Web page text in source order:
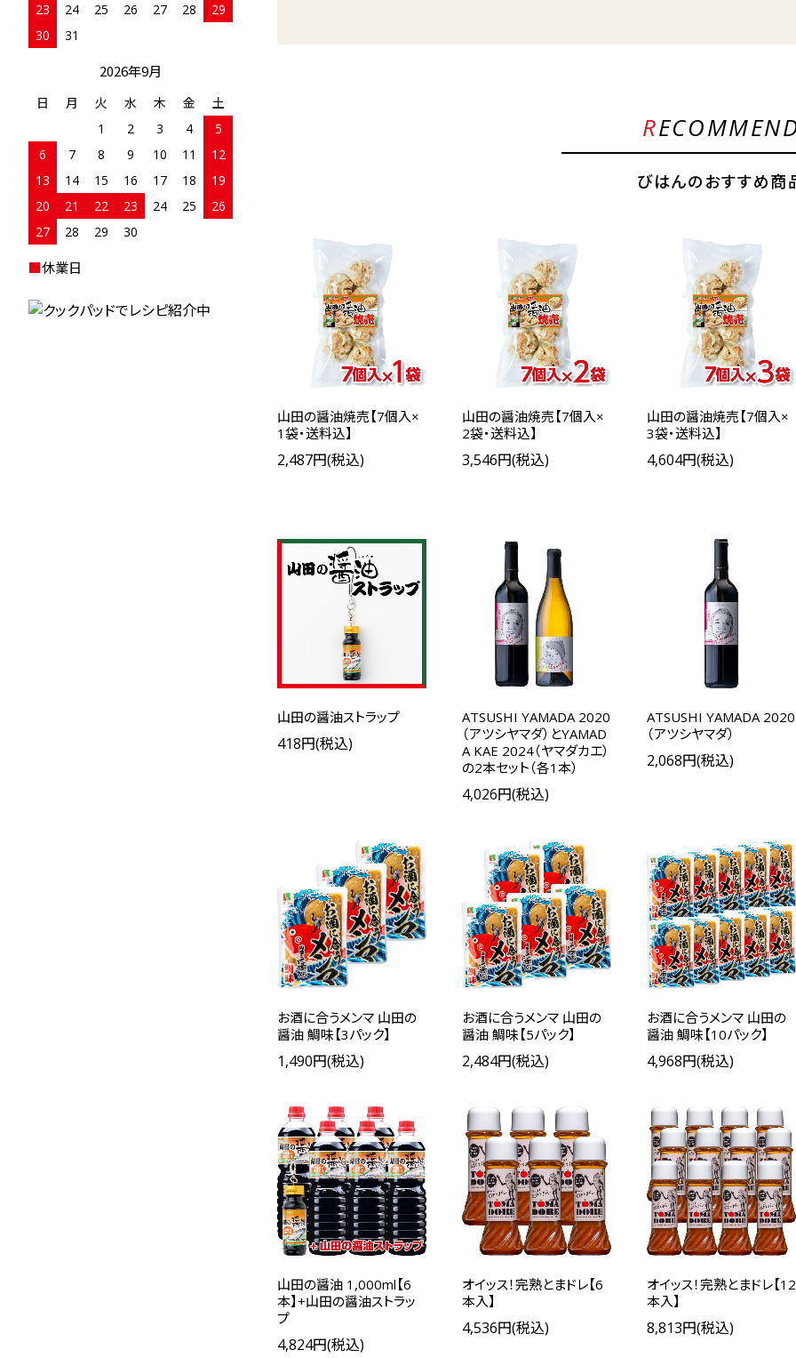
びはんのおすすめ商
山田の醤油焼売【7個入×
1袋・送料込】
2,487円(税込)
山田の醤油焼売【7個入×
2袋・送料込】
3,546円(税込)
山田の醤油焼売【7個入×
3袋・送料込】
4,604円(税込)
山田の醤油ストラップ
418円(税込)
ATSUSHI YAMADA 2020
（アツシヤマダ）とYAMAD
A KAE 2024（ヤマダカエ）
の2本セット（各1本）
4,026円(税込)
ATSUSHI YAMADA 2020
（アツシヤマダ）
2,068円(税込)
お酒に合うメンマ 山田の
醤油 鯛味【3パック】
1,490円(税込)
お酒に合うメンマ 山田の
醤油 鯛味【5パック】
2,484円(税込)
お酒に合うメンマ 山田の
醤油 鯛味【10パック】
4,968円(税込)
山田の醤油 1,000ml【6
本】+山田の醤油ストラッ
プ
4,824円(税込)
オイッス！完熟とまドレ【6
本入】
4,536円(税込)
オイッス！完熟とまドレ【12
本入】
8,813円(税込)
23
24 25 26 27 28
29
30
31
2026年9月
日 月 火 水 木 金
土
1
2 3 4
5
6
7 8 9 10 11
12
13
14 15 16 17 18
19
20
21 22 23 24 25
26
27
28 29 30
■休業日